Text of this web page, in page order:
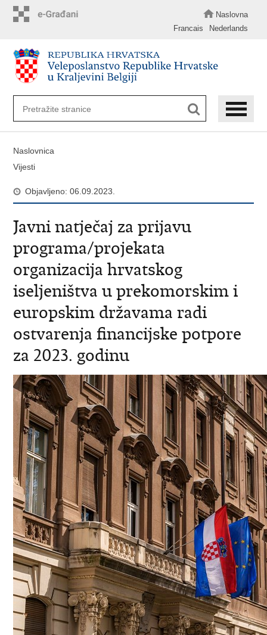
Naslovna
Francais
Nederlands
Naslovnica
Vijesti
Objavljeno: 06.09.2023.
Javni natječaj za prijavu
programa/projekata
organizacija hrvatskog
iseljeništva u prekomorskim i
europskim državama radi
ostvarenja financijske potpore
za 2023. godinu